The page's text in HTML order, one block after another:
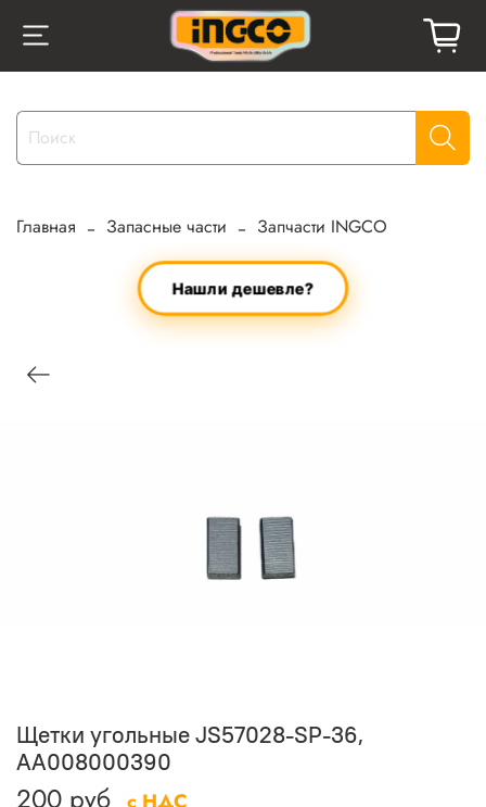
Главная Запасные части Запчасти INGCO
Нашли дешевле?
Щетки угольные JS57028-SP-36,
AA008000390
200 руб